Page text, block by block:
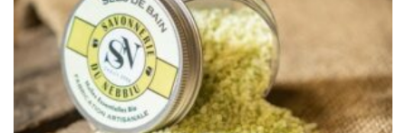
être
choisies
sur
la
page